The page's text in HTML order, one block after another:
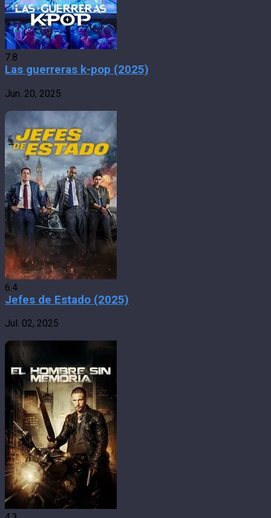
7.8
Las guerreras k-pop (2025)
Jun. 20, 2025
6.4
Jefes de Estado (2025)
Jul. 02, 2025